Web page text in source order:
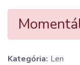
Kategória: Len